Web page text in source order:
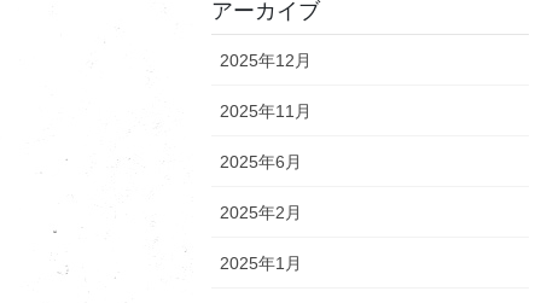
アーカイブ
2025年12月
2025年11月
2025年6月
2025年2月
2025年1月